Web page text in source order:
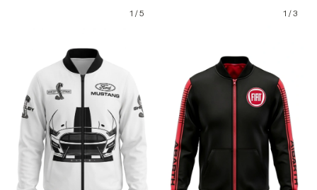
1 /5 1 /3